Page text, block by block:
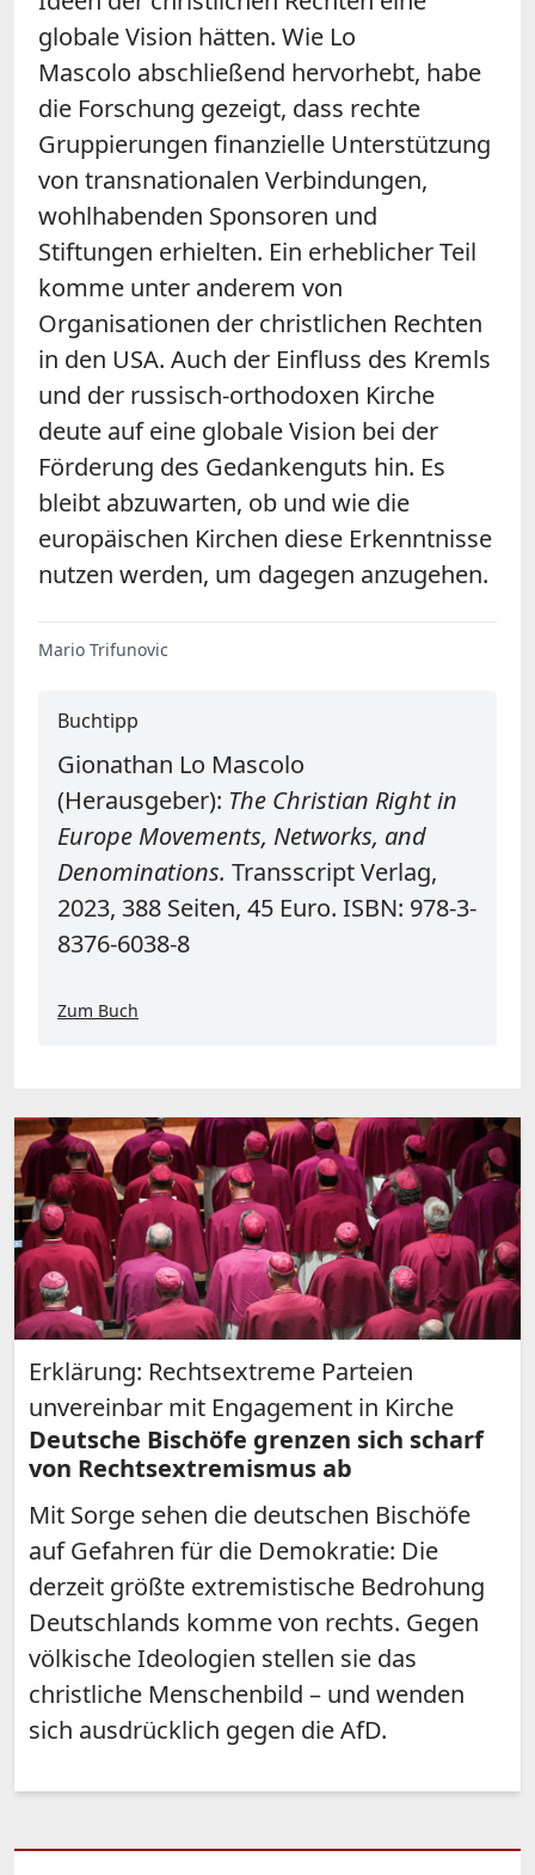
globale Vision hätten. Wie Lo
Mascolo abschließend hervorhebt, habe
die Forschung gezeigt, dass rechte
Gruppierungen finanzielle Unterstützung
von transnationalen Verbindungen,
wohlhabenden Sponsoren und
Stiftungen erhielten. Ein erheblicher Teil
komme unter anderem von
Organisationen der christlichen Rechten
in den USA. Auch der Einfluss des Kremls
und der russisch-orthodoxen Kirche
deute auf eine globaleVision bei der
Förderung des Gedankenguts hin. Es
bleibt abzuwarten, ob und wie die
europäischen Kirchen diese Erkenntnisse
nutzen werden, um dagegen anzugehen.
Mario Trifunovic
Buchtipp
Gionathan Lo Mascolo
(Herausgeber): The Christian Right in
Europe Movements, Networks, and
Denominations. Transscript Verlag,
2023, 388 Seiten, 45 Euro. ISBN: 978-3-
8376-6038-8
Zum Buch
Erklärung: Rechtsextreme Parteien
unvereinbar mit Engagement in Kirche
Deutsche Bischöfe grenzen sich scharf
von Rechtsextremismus ab
Mit Sorge sehen die deutschen Bischöfe
auf Gefahren für die Demokratie: Die
derzeit größte extremistische Bedrohung
Deutschlands komme von rechts. Gegen
völkische Ideologien stellen sie das
christliche Menschenbild – und wenden
sich ausdrücklich gegen die AfD.